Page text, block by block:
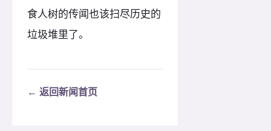
食人树的传闻也该扫尽历史的
垃圾堆里了。
← 返回新闻首页